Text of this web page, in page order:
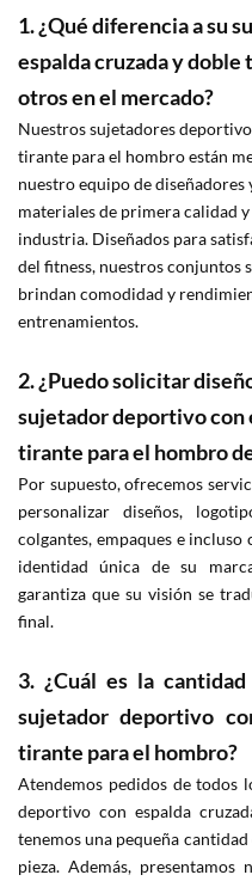
1. ¿Qué diferencia a su
espalda cruzada y
otros en el mercado?
Nuestros sujetadores
tirante para el hombro están
nuestro equipo de
materiales de primera calidad
industria. Diseñados para
del fitness, nuestros conjuntos
brindan comodidad y
entrenamientos.
2. ¿Puedo solicitar
sujetador deportivo con
tirante para el hombro
Por supuesto, ofrecemos
personalizar diseños,
colgantes, empaques e
identidad única de su
garantiza que su visión se
final.
3. ¿Cuál es la
sujetador deportivo
tirante para el hombro?
Atendemos pedidos de todos
deportivo con espalda
tenemos una pequeña
pieza. Además,